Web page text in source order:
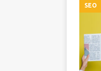
SEO